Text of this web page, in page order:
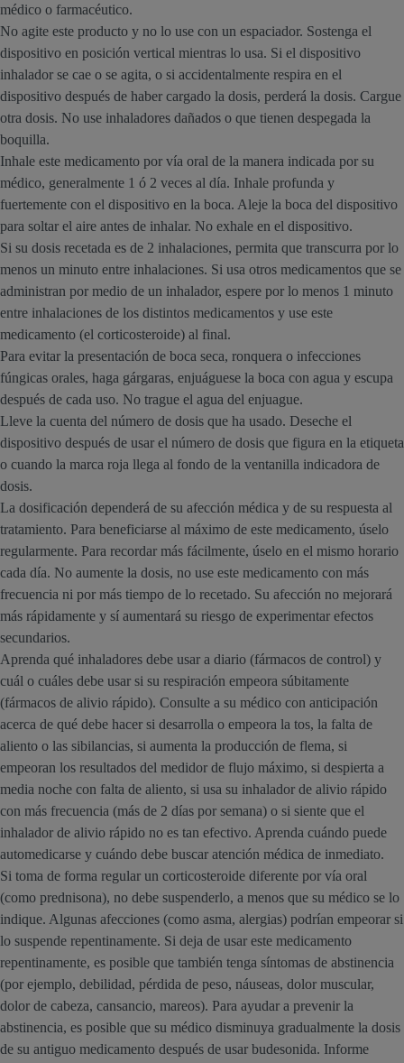
médico o farmacéutico.
No agite este producto y no lo use con un espaciador. Sostenga el
dispositivo en posición vertical mientras lo usa. Si el dispositivo
inhalador se cae o se agita, o si accidentalmente respira en el
dispositivo después de haber cargado la dosis, perderá la dosis. Cargue
otra dosis. No use inhaladores dañados o que tienen despegada la
boquilla.
Inhale este medicamento por vía oral de la manera indicada por su
médico, generalmente 1 ó 2 veces al día. Inhale profunda y
fuertemente con el dispositivo en la boca. Aleje la boca del dispositivo
para soltar el aire antes de inhalar. No exhale en el dispositivo.
Si su dosis recetada es de 2 inhalaciones, permita que transcurra por lo
menos un minuto entre inhalaciones. Si usa otros medicamentos que se
administran por medio de un inhalador, espere por lo menos 1 minuto
entre inhalaciones de los distintos medicamentos y use este
medicamento (el corticosteroide) al final.
Para evitar la presentación de boca seca, ronquera o infecciones
fúngicas orales, haga gárgaras, enjuáguese la boca con agua y escupa
después de cada uso. No trague el agua del enjuague.
Lleve la cuenta del número de dosis que ha usado. Deseche el
dispositivo después de usar el número de dosis que figura en la etiqueta
o cuando la marca roja llega al fondo de la ventanilla indicadora de
dosis.
La dosificación dependerá de su afección médica y de su respuesta al
tratamiento. Para beneficiarse al máximo de este medicamento, úselo
regularmente. Para recordar más fácilmente, úselo en el mismo horario
cada día. No aumente la dosis, no use este medicamento con más
frecuencia ni por más tiempo de lo recetado. Su afección no mejorará
más rápidamente y sí aumentará su riesgo de experimentar efectos
secundarios.
Aprenda qué inhaladores debe usar a diario (fármacos de control) y
cuál o cuáles debe usar si su respiración empeora súbitamente
(fármacos de alivio rápido). Consulte a su médico con anticipación
acerca de qué debe hacer si desarrolla o empeora la tos, la falta de
aliento o las sibilancias, si aumenta la producción de flema, si
empeoran los resultados del medidor de flujo máximo, si despierta a
media noche con falta de aliento, si usa su inhalador de alivio rápido
con más frecuencia (más de 2 días por semana) o si siente que el
inhalador de alivio rápido no es tan efectivo. Aprenda cuándo puede
automedicarse y cuándo debe buscar atención médica de inmediato.
Si toma de forma regular un corticosteroide diferente por vía oral
(como prednisona), no debe suspenderlo, a menos que su médico se lo
indique. Algunas afecciones (como asma, alergias) podrían empeorar si
lo suspende repentinamente. Si deja de usar este medicamento
repentinamente, es posible que también tenga síntomas de abstinencia
(por ejemplo, debilidad, pérdida de peso, náuseas, dolor muscular,
dolor de cabeza, cansancio, mareos). Para ayudar a prevenir la
abstinencia, es posible que su médico disminuya gradualmente la dosis
de su antiguo medicamento después de usar budesonida. Informe